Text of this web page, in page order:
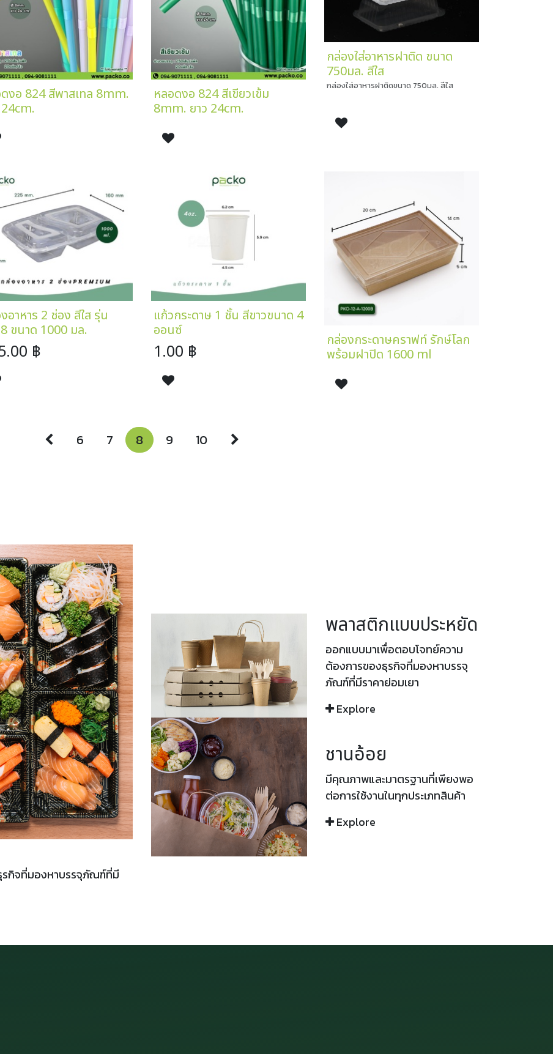
งอ 824 สีพาสเทล 8mm.
หลอดงอ 824 สีเขียวเข้ม
8mm. ยาว 24cm.
กล่องใส่อาหารฝาติด ขนาด
750มล. สีใส
กล่องใส่อาหารฝาติดขนาด 750มล. สีใส
อาหาร 2 ช่อง สีใส รุ่น
ขนาด 1000 มล.
฿
แก้วกระดาษ 1 ชั้น สีขาวขนาด 4
ออนซ์
1.00 ฿
กล่องกระดาษคราฟท์ รักษ์โลก
พร้อมฝาปิด 1600 ml
6 7 8 9 10
กิจที่มองหาบรรจุภัณฑ์ที่มี
พลาสติกแบบประหยัด
ออกแบบมาเพื่อตอบโจทย์ความ
ต้องการของธุรกิจที่มองหาบรรจุ
ภัณฑ์ที่มีราคาย่อมเยา
Explore
ชานอ้อย
มีคุณภาพและมาตรฐานที่เพียงพอ
ต่อการใช้งานในทุกประเภทสินค้า
Explore